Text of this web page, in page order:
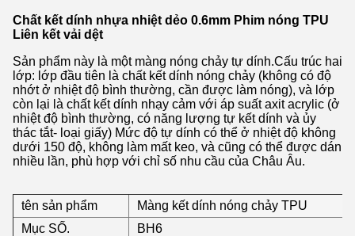
Chất kết dính nhựa nhiệt dẻo 0.6mm Phim nóng TPU
Liên kết vải dệt
Sản phẩm này là một màng nóng chảy tự dính.Cấu trúc hai
lớp: lớp đầu tiên là chất kết dính nóng chảy (không có độ
nhớt ở nhiệt độ bình thường, cần được làm nóng), và lớp
còn lại là chất kết dính nhạy cảm với áp suất axit acrylic (ở
nhiệt độ bình thường, có năng lượng tự kết dính và ủy
thác tắt- loại giấy) Mức độ tự dính có thể ở nhiệt độ không
dưới 150 độ, không làm mất keo, và cũng có thể được dán
nhiều lần, phù hợp với chỉ số nhu cầu của Châu Âu.
tên sản phẩm
Màng kết dính nóng chảy TPU
Mục SỐ.
BH6